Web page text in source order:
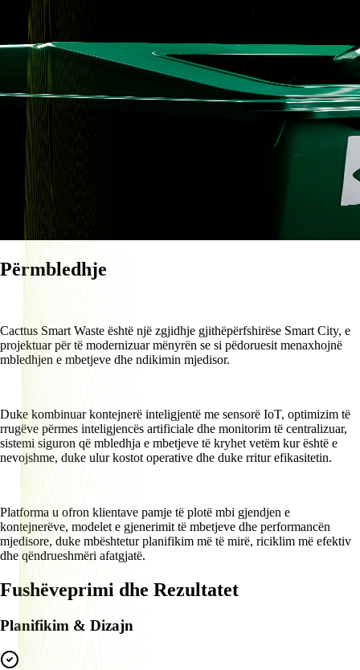
Përmb ledhje
Cacttus Smart Waste është një zgjidhje gjithëpërfshirëse Smart City, e
projektuar për të modernizuar mënyrën se si pëdoruesit menaxhojnë
mbledhjen e mbetjeve dhe ndikimin mjedisor.
Duke kombinuar kontejnerë inteligjentë me sensorë IoT, optimizim të
rrugëve përmes inteligjencës artificiale dhe monitorim të centralizuar,
sistemi siguron që mbledhja e mbetjeve të kryhet vetëm kur është e
nevojshme, duke ulur kostot operative dhe duke rritur efikasitetin.
Platforma u ofron klientave pamje të plotë mbi gjendjen e
kontejnerëve, modelet e gjenerimit të mbetjeve dhe performancën
mjedisore, duke mbështetur planifikim më të mirë, riciklim më efektiv
dhe qëndrueshmëri afatgjatë.
Fushëveprimi dhe Rezultatet
Planifikim & Dizajn